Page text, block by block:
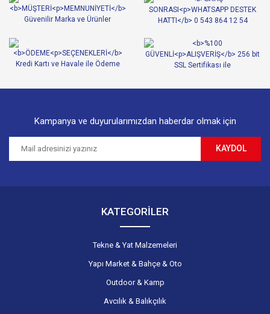
Ürün açıklamasında eksik bilgiler bulunuyor.
Ürün bilgilerinde hatalar bulunuyor.
Ürün fiyatı diğer sitelerden daha pahalı.
Gönder
Kampanya ve duyurularımızdan haberdar olmak için
KAYDOL
KATEGORİLER
Tekne & Yat Malzemeleri
Yapı Market & Bahçe & Oto
Outdoor & Kamp
Avcılık & Balıkçılık